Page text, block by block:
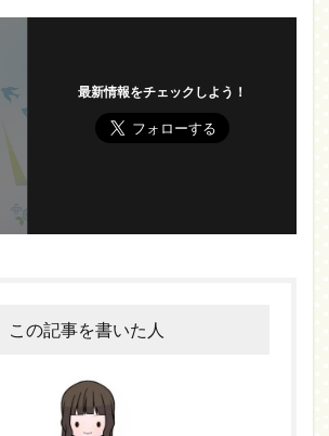
最新情報をチェックしよう！
この記事を書いた人